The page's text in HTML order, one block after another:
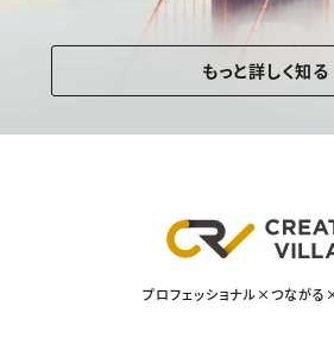
もっと詳しく知る
プロフェッショナル×つながる